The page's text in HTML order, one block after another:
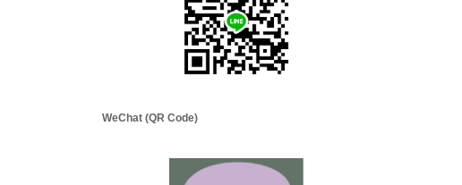
WeChat (QR Code)